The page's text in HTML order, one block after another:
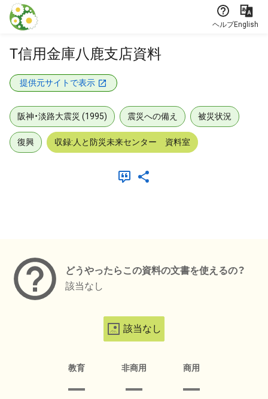
本文に飛ぶ
ヘルプEnglish
T信用金庫八鹿支店資料
提供元サイトで表示
阪神・淡路大震災 (1995) 震災への備え 被災状況
復興 収録:人と防災未来センター 資料室
どうやったらこの資料の文書を使えるの？
該当なし
該当なし
教育 非商用 商用